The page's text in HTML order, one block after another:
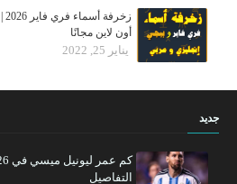
أون لاين مجانًا
يناير 25, 2022
جديد
التفاصيل